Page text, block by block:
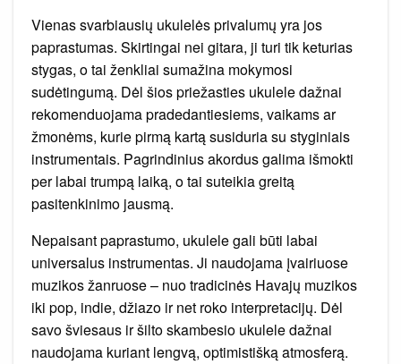
Vienas svarbiausių ukulelės privalumų yra jos
paprastumas. Skirtingai nei gitara, ji turi tik keturias
stygas, o tai ženkliai sumažina mokymosi
sudėtingumą. Dėl šios priežasties ukulele dažnai
rekomenduojama pradedantiesiems, vaikams ar
žmonėms, kurie pirmą kartą susiduria su styginiais
instrumentais. Pagrindinius akordus galima išmokti
per labai trumpą laiką, o tai suteikia greitą
pasitenkinimo jausmą.
Nepaisant paprastumo, ukulele gali būti labai
universalus instrumentas. Ji naudojama įvairiuose
muzikos žanruose – nuo tradicinės Havajų muzikos
iki pop, indie, džiazo ir net roko interpretacijų. Dėl
savo šviesaus ir šilto skambesio ukulele dažnai
naudojama kuriant lengvą, optimistišką atmosferą.